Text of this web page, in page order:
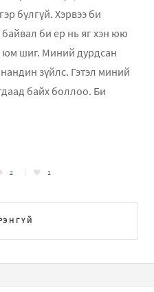
бүлгүй. Хэрвээ би
би ер нь яг хэн юю
шиг. Миний дурдсан
зүйлс. Гэтэл миний
байх боллоо. Би
2 1